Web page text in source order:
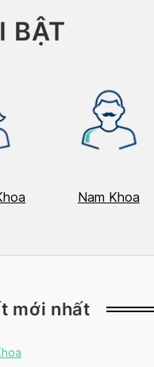
BẬT
Nam Khoa
mới nhất